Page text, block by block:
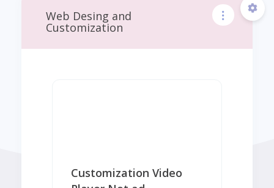
Web Desing and
Customization
Customization Video